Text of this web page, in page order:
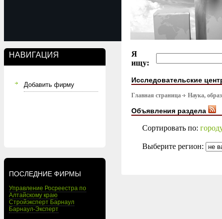
НАВИГАЦИЯ
Добавить фирму
ПОСЛЕДНИЕ ФИРМЫ
Управление Росреестра по
Алтайскому краю
Стройэксперт Барнаул
Барнаул-Эксперт
Я
ищу:
Исследовательские
Главная страница Наука,
Объявления раздела
Сортировать по:
Выберите регион: